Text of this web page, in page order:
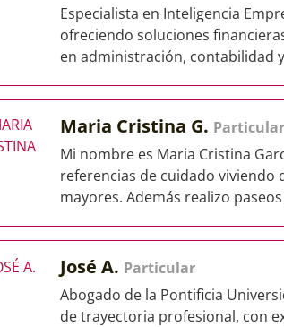
Especialista en Inteligencia
ofreciendo soluciones
en administración, contabilidad
Maria Cristina G. Particular
Mi nombre es Maria Cristina
referencias de cuidado viviendo
mayores. Además realizo
José A. Particular
Abogado de la Pontificia
de trayectoria profesional, con